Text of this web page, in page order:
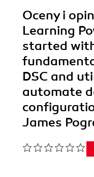
Oceny i
Learning
started
DSC and
automate
James